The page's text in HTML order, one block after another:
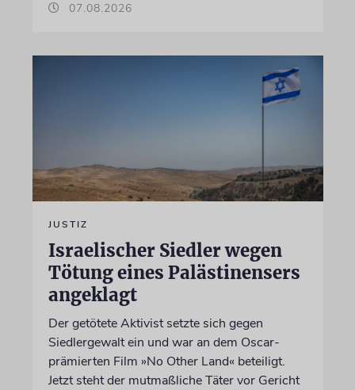
07.08.2026
JUSTIZ
Israelischer Siedler wegen
Tötung eines Palästinensers
angeklagt
Der getötete Aktivist setzte sich gegen
Siedlergewalt ein und war an dem Oscar-
prämierten Film »No Other Land« beteiligt.
Jetzt steht der mutmaßliche Täter vor Gericht